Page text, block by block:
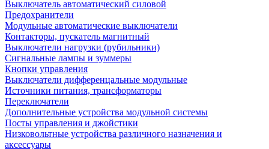
Выключатель автоматический силовой
Предохранители
Модульные автоматические выключатели
Контакторы, пускатель магнитный
Выключатели нагрузки (рубильники)
Сигнальные лампы и зуммеры
Кнопки управления
Выключатели дифференцальные модульные
Источники питания, трансформаторы
Переключатели
Дополнительные устройства модульной системы
Посты управления и джойстики
Низковольтные устройства различного назначения и
аксессуары